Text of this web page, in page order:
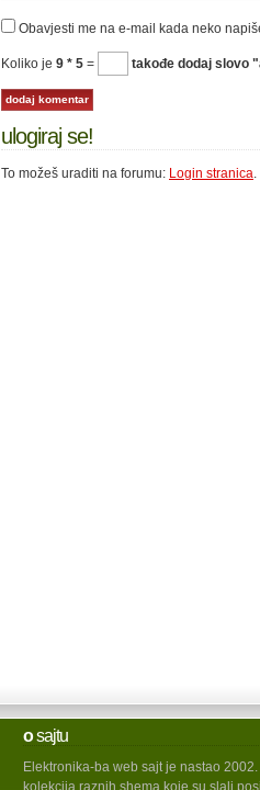
Obavjesti me na e-mail kada neko
Koliko je 9 * 5 = takođe dodaj slovo
ulogiraj se!
To možeš uraditi na forumu: Login stranica
osajtu
Elektronika-ba web sajt je nastao
kolekcija raznih shema koje su slali